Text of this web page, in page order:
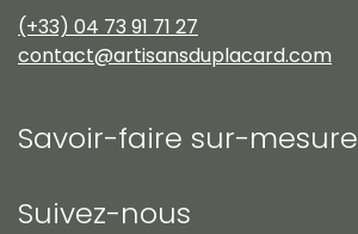
(+33) 04 73 91 71 27
contact@artisansduplacard.com
Savoir-faire sur-mesure
Suivez-nous